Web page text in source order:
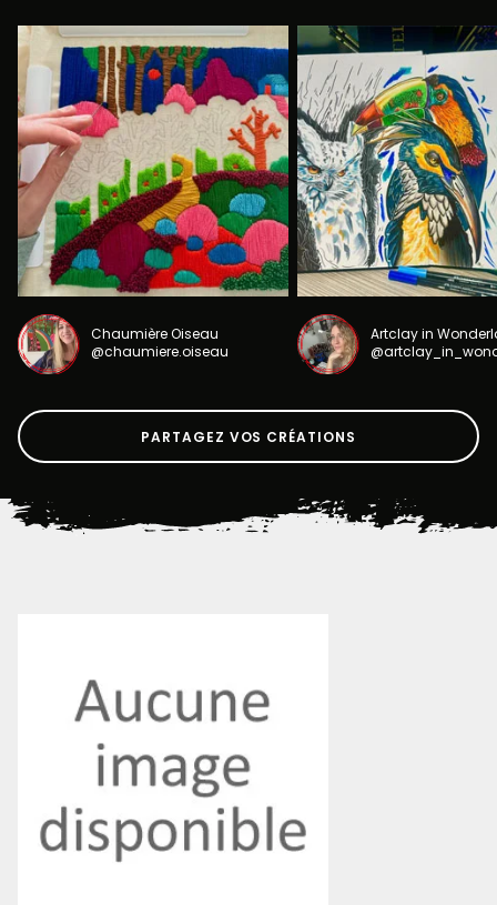
Chaumière Oiseau
@chaumiere.oiseau
Artclay in
PARTAGEZ VOS CRÉATIONS